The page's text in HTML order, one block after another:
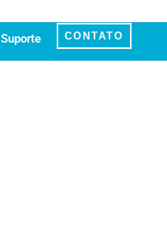
CONTATO
Suporte